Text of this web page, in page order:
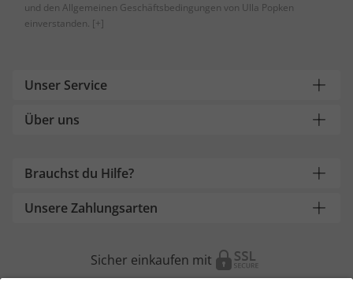
und den Allgemeinen Geschäftsbedingungen von Ulla Popken
einverstanden. [+]
Unser Service
Über uns
Brauchst du Hilfe?
Unsere Zahlungsarten
Sicher einkaufen mit